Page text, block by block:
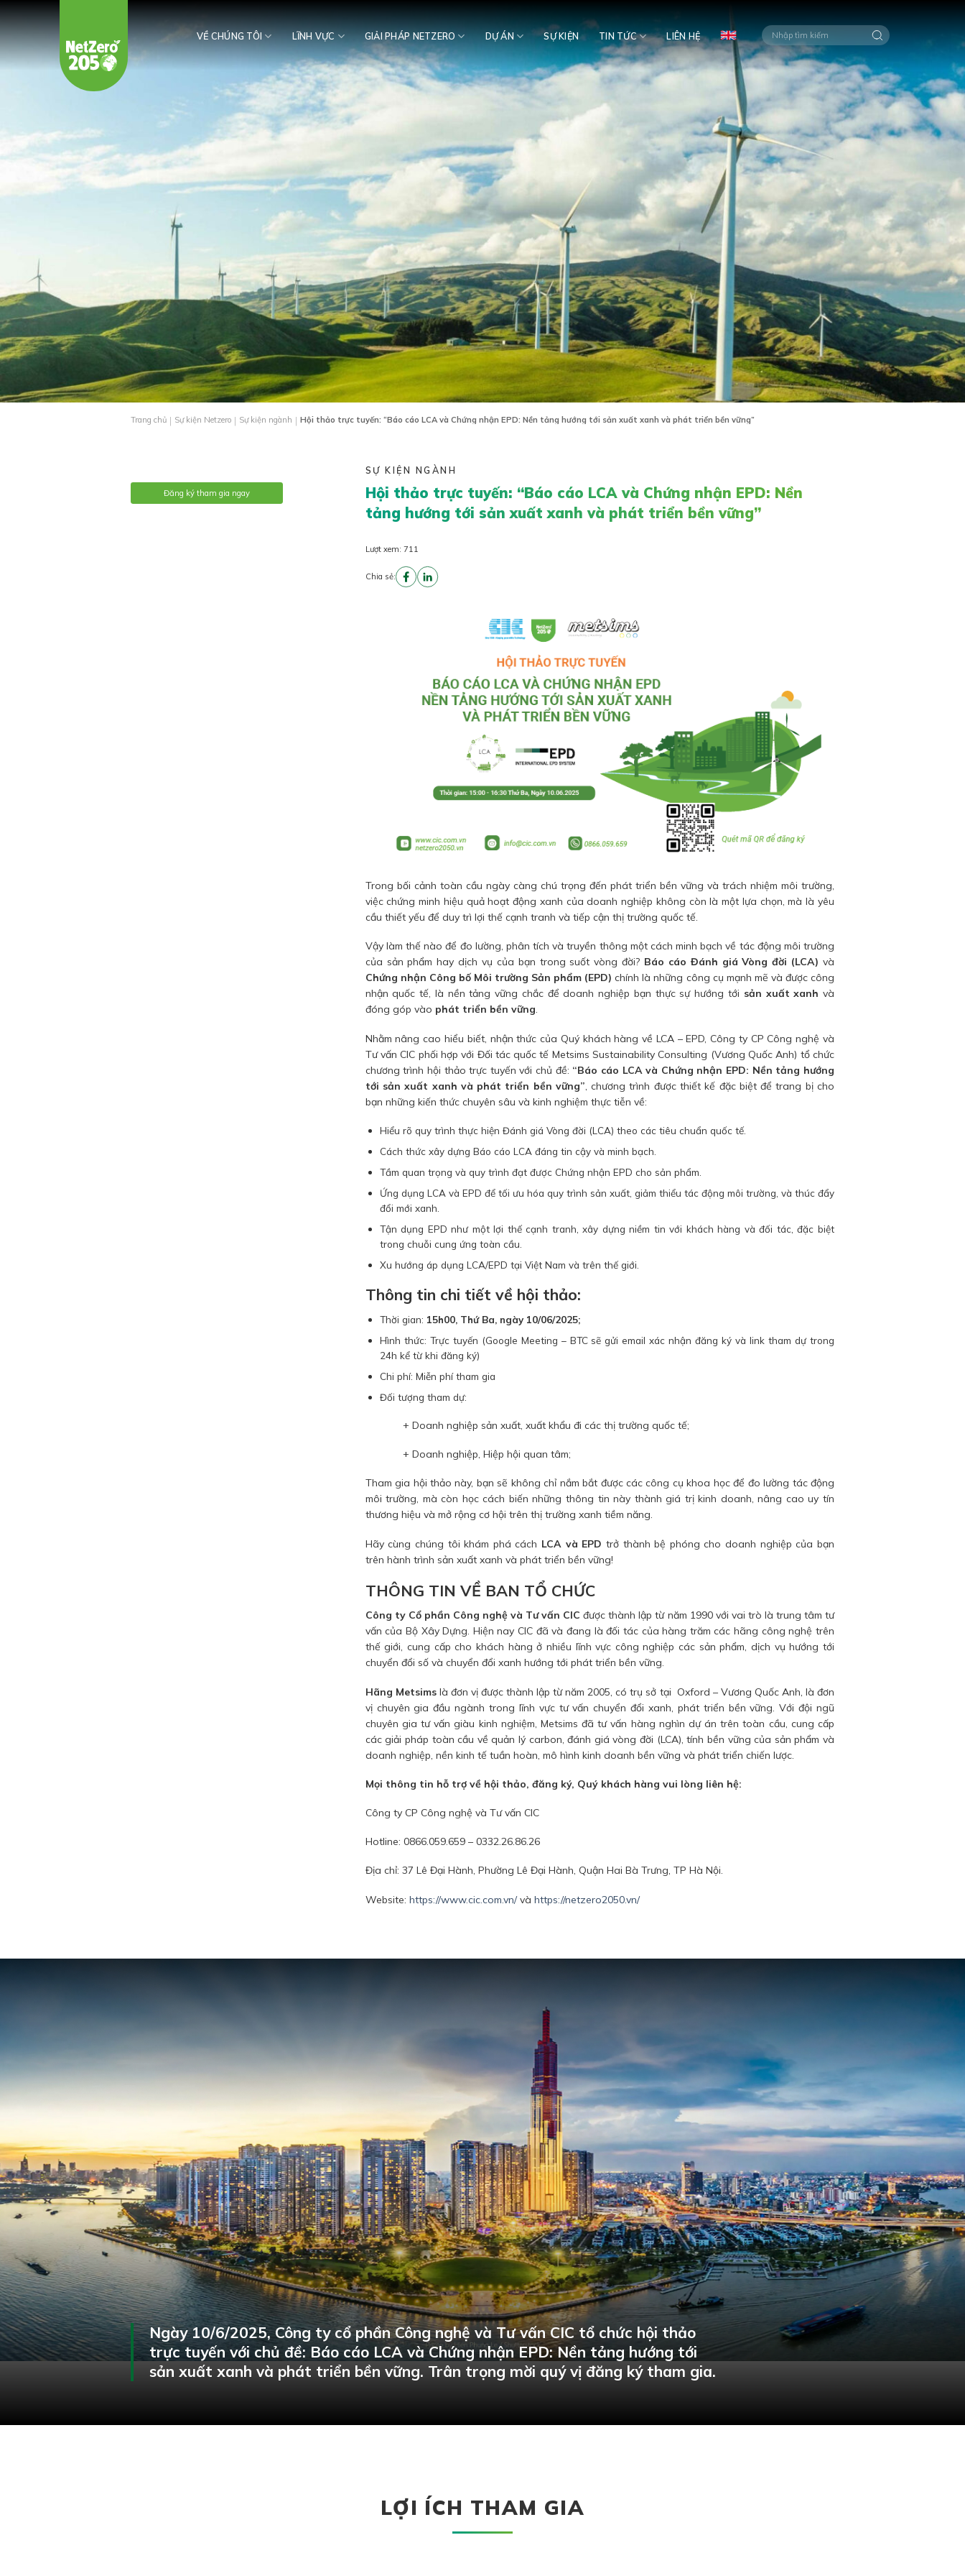
Chuyển
đến
nội
dung
VỀ CHÚNG TÔI LĨNH VỰC GIẢI PHÁP NETZERO DỰ ÁN SỰ KIỆN TIN TỨC LIÊN HỆ
Trang chủ | Sự kiện Netzero | Sự kiện ngành | Hội thảo trực tuyến: “Báo cáo LCA và Chứng nhận EPD: Nền tảng hướng tới sản xuất xanh và phát triển bền vững”
Đăng ký tham gia ngay
SỰ KIỆN NGÀNH
Hội thảo trực tuyến: “Báo cáo LCA và Chứng nhận EPD: Nền
tảng hướng tới sản xuất xanh và phát triển bền vững”
Lượt xem: 711
Chia sẻ:
Trong bối cảnh toàn cầu ngày càng chú trọng đến phát triển bền vững và trách nhiệm môi trường,
việc chứng minh hiệu quả hoạt động xanh của doanh nghiệp không còn là một lựa chọn, mà là yêu
cầu thiết yếu để duy trì lợi thế cạnh tranh và tiếp cận thị trường quốc tế.
Vậy làm thế nào để đo lường, phân tích và truyền thông một cách minh bạch về tác động môi trường
của sản phẩm hay dịch vụ của bạn trong suốt vòng đời? Báo cáo Đánh giá Vòng đời (LCA) và
Chứng nhận Công bố Môi trường Sản phẩm (EPD) chính là những công cụ mạnh mẽ và được công
nhận quốc tế, là nền tảng vững chắc để doanh nghiệp bạn thực sự hướng tới sản xuất xanh và
đóng góp vào phát triển bền vững.
Nhằm nâng cao hiểu biết, nhận thức của Quý khách hàng về LCA – EPD, Công ty CP Công nghệ và
Tư vấn CIC phối hợp với Đối tác quốc tế Metsims Sustainability Consulting (Vương Quốc Anh) tổ chức
chương trình hội thảo trực tuyến với chủ đề: “Báo cáo LCA và Chứng nhận EPD: Nền tảng hướng
tới sản xuất xanh và phát triển bền vững” , chương trình được thiết kế đặc biệt để trang bị cho
bạn những kiến thức chuyên sâu và kinh nghiệm thực tiễn về:
Hiểu rõ quy trình thực hiện Đánh giá Vòng đời (LCA) theo các tiêu chuẩn quốc tế.
Cách thức xây dựng Báo cáo LCA đáng tin cậy và minh bạch.
Tầm quan trọng và quy trình đạt được Chứng nhận EPD cho sản phẩm.
Ứng dụng LCA và EPD để tối ưu hóa quy trình sản xuất, giảm thiểu tác động môi trường, và thúc đẩy
đổi mới xanh.
Tận dụng EPD như một lợi thế cạnh tranh, xây dựng niềm tin với khách hàng và đối tác, đặc biệt
trong chuỗi cung ứng toàn cầu.
Xu hướng áp dụng LCA/EPD tại Việt Nam và trên thế giới.
Thông tin chi tiết về hội thảo:
Thời gian: 15h00, Thứ Ba, ngày 10/06/2025;
Hình thức: Trực tuyến (Google Meeting – BTC sẽ gửi email xác nhận đăng ký và link tham dự trong
24h kể từ khi đăng ký)
Chi phí: Miễn phí tham gia
Đối tượng tham dự:
+ Doanh nghiệp sản xuất, xuất khẩu đi các thị trường quốc tế;
+ Doanh nghiệp, Hiệp hội quan tâm;
Tham gia hội thảo này, bạn sẽ không chỉ nắm bắt được các công cụ khoa học để đo lường tác động
môi trường, mà còn học cách biến những thông tin này thành giá trị kinh doanh, nâng cao uy tín
thương hiệu và mở rộng cơ hội trên thị trường xanh tiềm năng.
Hãy cùng chúng tôi khám phá cách LCA và EPD trở thành bệ phóng cho doanh nghiệp của bạn
trên hành trình sản xuất xanh và phát triển bền vững!
THÔNG TIN VỀ BAN TỔ CHỨC
Công ty Cổ phần Công nghệ và Tư vấn CIC được thành lập từ năm 1990 với vai trò là trung tâm tư
vấn của Bộ Xây Dựng. Hiện nay CIC đã và đang là đối tác của hàng trăm các hãng công nghệ trên
thế giới, cung cấp cho khách hàng ở nhiều lĩnh vực công nghiệp các sản phẩm, dịch vụ hướng tới
chuyển đổi số và chuyển đổi xanh hướng tới phát triển bền vững.
Hãng Metsimslà đơn vị được thành lập từ năm 2005, có trụ sở tại Oxford – Vương Quốc Anh, là đơn
vị chuyên gia đầu ngành trong lĩnh vực tư vấn chuyển đổi xanh, phát triển bền vững. Với đội ngũ
chuyên gia tư vấn giàu kinh nghiệm, Metsims đã tư vấn hàng nghìn dự án trên toàn cầu, cung cấp
các giải pháp toàn cầu về quản lý carbon, đánh giá vòng đời (LCA), tính bền vững của sản phẩm và
doanh nghiệp, nền kinh tế tuần hoàn, mô hình kinh doanh bền vững và phát triển chiến lược.
Mọi thông tin hỗ trợ về hội thảo, đăng ký, Quý khách hàng vui lòng liên hệ:
Công ty CP Công nghệ và Tư vấn CIC
Hotline: 0866.059.659 – 0332.26.86.26
Địa chỉ: 37 Lê Đại Hành, Phường Lê Đại Hành, Quận Hai Bà Trưng, TP Hà Nội.
Website: https://www.cic.com.vn/và https://netzero2050.vn/
Ngày 10/6/2025, Công ty cổ phần Công nghệ và Tư vấn CIC tổ chức hội thảo
trực tuyến với chủ đề: Báo cáo LCA và Chứng nhận EPD: Nền tảng hướng tới
sản xuất xanh và phát triển bền vững. Trân trọng mời quý vị đăng ký tham gia.
LỢI ÍCH THAM GIA